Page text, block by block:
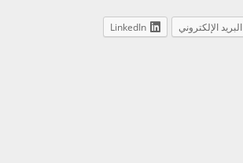
البريد الإلكتروني LinkedIn